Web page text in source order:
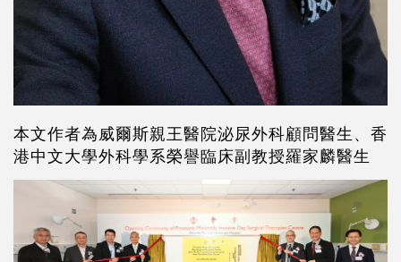
本文作者為威爾斯親王醫院泌尿外科顧問醫生、香
港中文大學外科學系榮譽臨床副教授羅家麟醫生